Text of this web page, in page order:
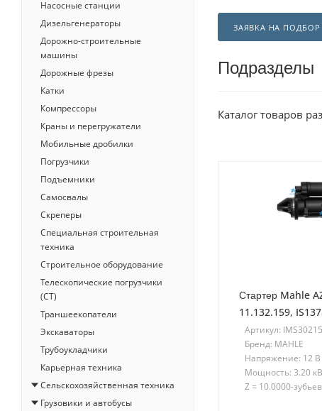
ЗАЯВКА НА ПОДБОР
Подразделы
Каталог товаров
Стартер Mahle
11.132.159,
Артикул:
Бренд: MAHLE
Напряжение: 12 В
Мощность: 3.20
Z = 10.0000-зубьев
Насосные станции
Дизельгенераторы
Дорожно-строительные
машины
Дорожные фрезы
Катки
Компрессоры
Краны и перегружатели
Мобильные дробилки
Погрузчики
Подъемники
Самосвалы
Скреперы
Специальная строительная
техника
Строительное оборудование
Телескопические погрузчики
(СТ)
Траншеекопатели
Экскаваторы
Трубоукладчики
Карьерная техника
Сельскохозяйственная техника
Грузовики и автобусы